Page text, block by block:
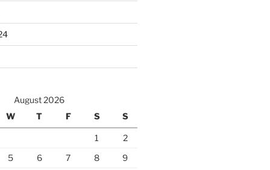
August 2026
W T F S S
1
2
5 6 7 8
9